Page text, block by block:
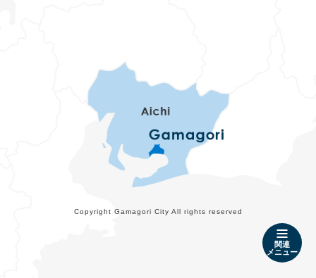
関連
メニュー
Copyright Gamagori City All rights reserved